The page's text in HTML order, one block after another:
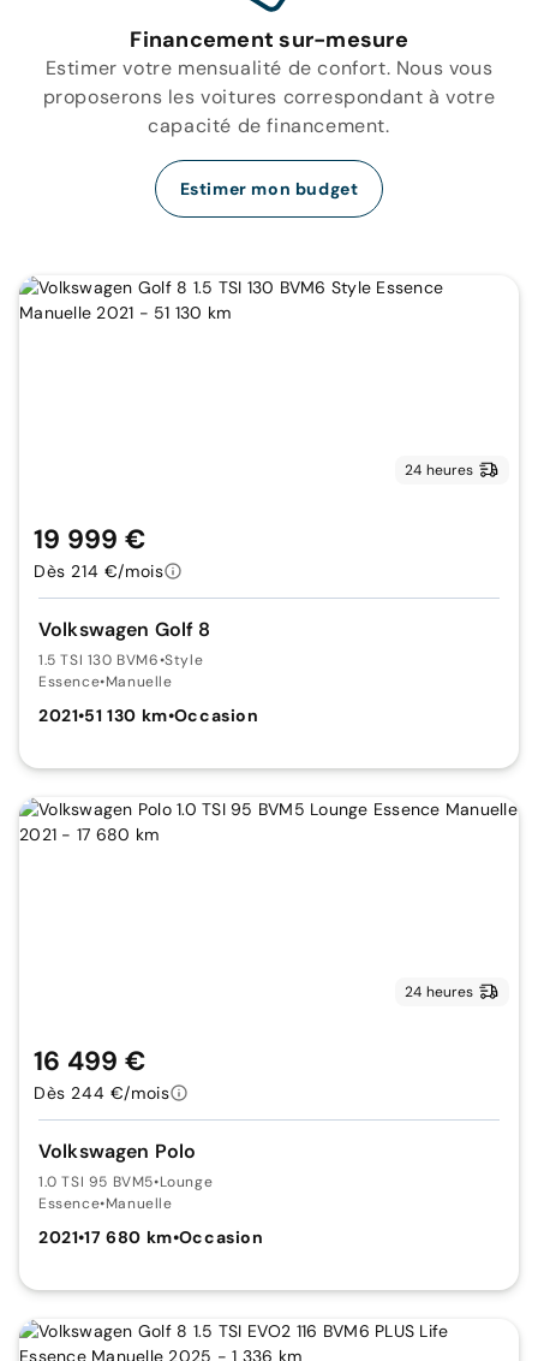
Financement sur-mesure
Estimer votre mensualité de confort. Nous vous
proposerons les voitures correspondant à votre
capacité de financement.
Estimer mon budget
24 heures
Volkswagen Golf 8
1.5 TSI 130 BVM6•Style
Essence•Manuelle
2021•51 130 km•Occasion
19 999 €
Dès 214 €/mois
24 heures
Volkswagen Polo
1.0 TSI 95 BVM5•Lounge
Essence•Manuelle
2021•17 680 km•Occasion
16 499 €
Dès 244 €/mois